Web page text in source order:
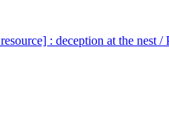
: deception at the nest /